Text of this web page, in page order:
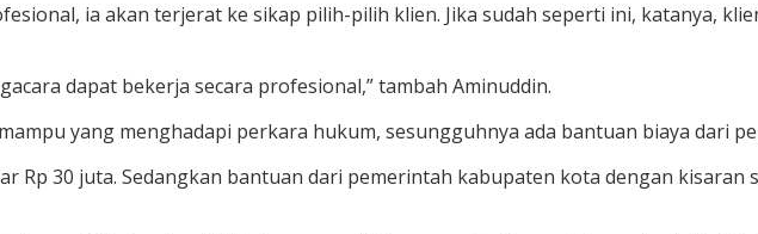
ia akan terjerat ke sikap pilih-pilih klien. Jika sudah seperti ini, katanya,
dapat bekerja secara profesional,” tambah Aminuddin.
yang menghadapi perkara hukum, sesungguhnya ada bantuan biaya dari
Rp 30 juta. Sedangkan bantuan dari pemerintah kabupaten kota dengan kisaran